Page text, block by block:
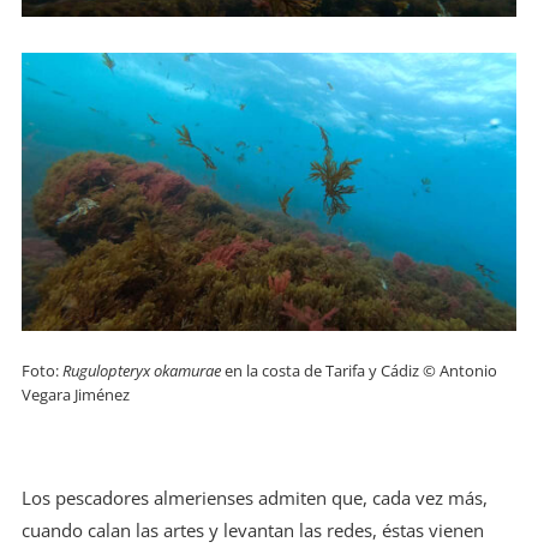
Foto:Rugulopteryx okamuraeen la costa de Tarifa y Cádiz © Antonio
Vegara Jiménez
Los pescadores almerienses admiten que, cada vez más,
cuando calan las artes y levantan las redes, éstas vienen